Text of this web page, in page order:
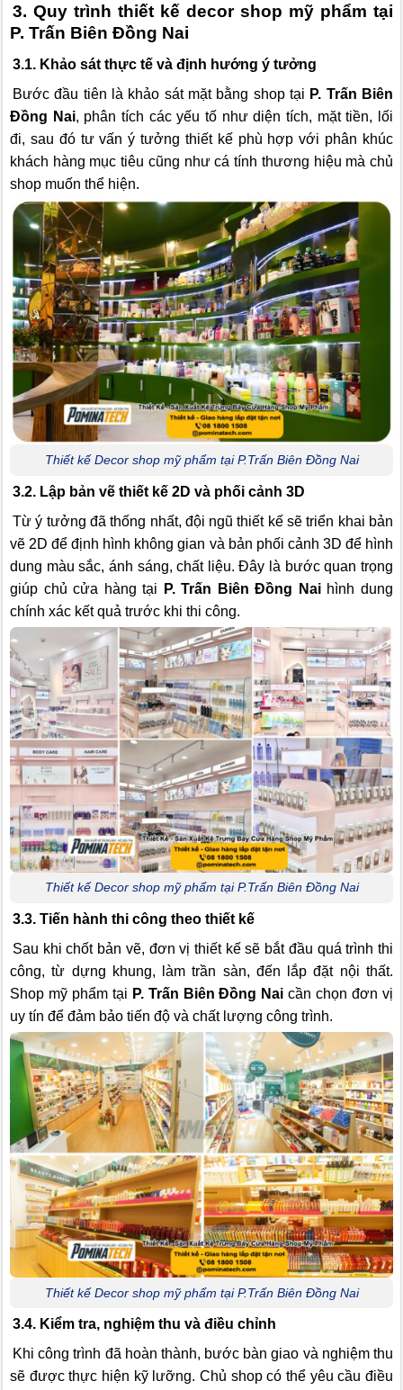
3. Quy trình thiết kế decor shop mỹ phẩm tại
P. Trấn Biên Đồng Nai
3.1. Khảo sát thực tế và định hướng ý tưởng
Bước đầu tiên là khảo sát mặt bằng shop tại P. Trấn Biên
Đồng Nai, phân tích các yếu tố như diện tích, mặt tiền, lối
đi, sau đó tư vấn ý tưởng thiết kế phù hợp với phân khúc
khách hàng mục tiêu cũng như cá tính thương hiệu mà chủ
shop muốn thể hiện.
Thiết kế Decor shop mỹ phẩm tại P.Trấn Biên Đồng Nai
3.2. Lập bản vẽ thiết kế 2D và phối cảnh 3D
Từ ý tưởng đã thống nhất, đội ngũ thiết kế sẽ triển khai bản
vẽ 2D để định hình không gian và bản phối cảnh 3D để hình
dung màu sắc, ánh sáng, chất liệu. Đây là bước quan trọng
giúp chủ cửa hàng tại
P. Trấn Biên Đồng Nai hình dung
chính xác kết quả trước khi thi công.
Thiết kế Decor shop mỹ phẩm tại P.Trấn Biên Đồng Nai
3.3. Tiến hành thi công theo thiết kế
Sau khi chốt bản vẽ, đơn vị thiết kế sẽ bắt đầu quá trình thi
công, từ dựng khung, làm trần sàn, đến lắp đặt nội thất.
Shop mỹ phẩm tại P. Trấn Biên Đồng Nai cần chọn đơn vị
uy tín để đảm bảo tiến độ và chất lượng công trình.
Thiết kế Decor shop mỹ phẩm tại P.Trấn Biên Đồng Nai
3.4. Kiểm tra, nghiệm thu và điều chỉnh
Khi công trình đã hoàn thành, bước bàn giao và nghiệm thu
sẽ được thực hiện kỹ lưỡng. Chủ shop có thể yêu cầu điều